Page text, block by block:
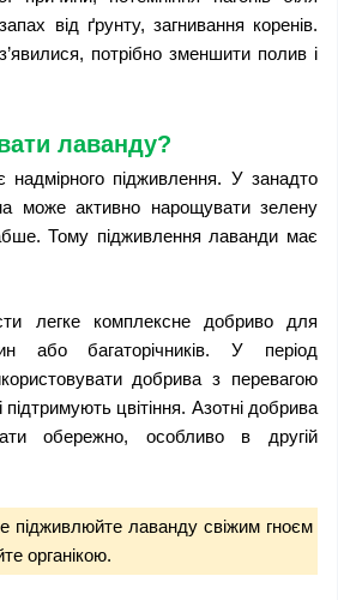
від ґрунту, загнивання коренів.
потрібно зменшити полив і
лаванду?
підживлення. У занадто
може активно нарощувати зелену
Тому підживлення лаванди має
легке комплексне добриво для
або багаторічників. У період
добрива з перевагою
цвітіння. Азотні добрива
обережно, особливо в другій
підживлюйте лаванду свіжим гноєм
органікою.